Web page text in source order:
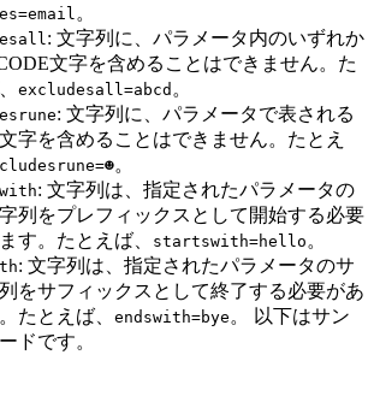
。
: 文字列に、パラメータ内のいずれか
文字を含めることはできません。た
excludesall=abcd 。
: 文字列に、パラメータで表される
字を含めることはできません。たとえ
。
: 文字列は、指定されたパラメータの
列をプレフィックスとして開始する必要
す。たとえば、
startswith=hello 。
: 文字列は、指定されたパラメータのサ
をサフィックスとして終了する必要があ
たとえば、 endswith=bye 。 以下はサン
ドです。